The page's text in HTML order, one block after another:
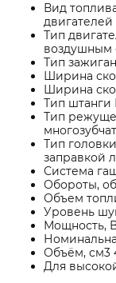
Вид
двигателей
Тип
воздушным
Тип
Ширина
Ширина
Тип штанги
Тип
Тип
заправкой
Система
Обороты,
Объем
Уровень
Мощность,
Объём, см3
Для